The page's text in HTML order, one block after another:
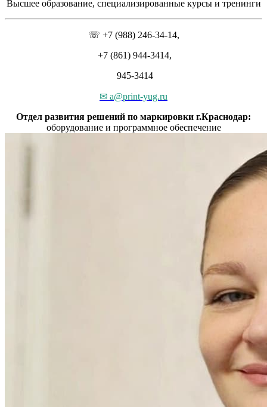
Высшее образование, специализированные курсы и тренинги
☏ +7 (988) 246-34-14,
+7 (861) 944-3414,
945-3414
✉ a@print-yug.ru
Отдел развития решений по маркировки г.Краснодар:
оборудование и программное обеспечение